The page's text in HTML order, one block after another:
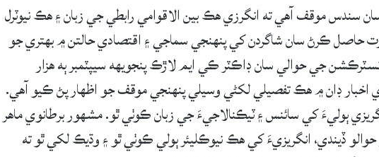
سندس موقف آهي ته انگرزي ھڪ بين الاقوامي رابطي جي زبان ۽ ھڪ نيوٽرل
حاصل ڪرڻ سان شاگردن کي پنهنجي سماجي ۽ اقتصادي حالتن ۾ بھتري جو
جي حوالي سان ڊاڪٽر ڪي ايم لاڙڪ پنجويھه سيپٽمبر ٻه ھزار
اخبار ڊان ۾ ھڪ تفصيلي لکڻي وسيلي پنهنجي موقف جو اظهار پڻ ڪيو آهي.
ٻوليءَ کي سائنس ۽ ٽيڪنالاجيءَ جي زبان ڪوٺي ٿو. مشھور برطانوي ماھر
ڏيندي، انگريزيءَ کي ھڪ نيوڪليئر ٻولي ڪوٺي ٿو ۽ وڌيڪ لکي ٿو ته